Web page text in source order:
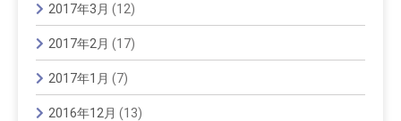
2017年3月 (12)
2017年2月 (17)
2017年1月 (7)
2016年12月 (13)